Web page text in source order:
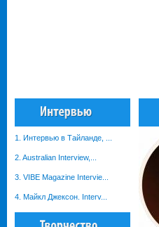
1. Интервью в Тайланде, ...
2. Australian Interview,...
3. VIBE Magazine Intervie...
4. Майкл Джексон. Interv...